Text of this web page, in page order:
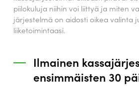
piilokuluja niihin voi liittyä ja miten
järjestelmä on aidosti oikea valinta
liiketoimintaasi.
Ilmainen
ensimmäisten 30